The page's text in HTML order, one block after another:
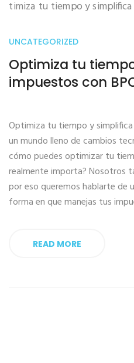
UNCATEGORIZED
Optimiza tu
impuestos con
Optimiza tu tiempo y
un mundo lleno de cambios
cómo puedes optimizar tu
realmente importa? Nosotros
por eso queremos hablarte de
forma en que manejas tus
READ MORE